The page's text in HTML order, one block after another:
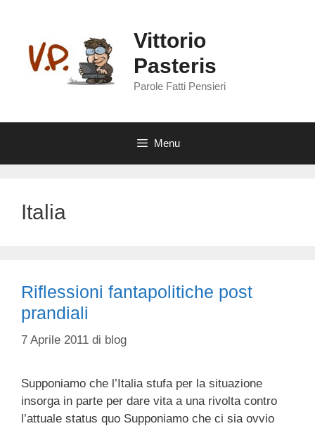
contenuto
Vittorio
Pasteris
Parole Fatti Pensieri
Menu
Italia
Riflessioni fantapolitiche post
prandiali
7 Aprile 2011 di blog
Supponiamo che l’Italia stufa per la situazione
insorga in parte per dare vita a una rivolta contro
l’attuale status quo Supponiamo che ci sia ovvio